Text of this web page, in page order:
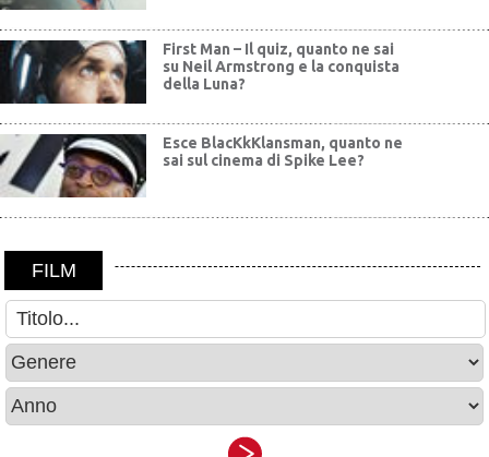
First Man – Il quiz, quanto ne sai
su Neil Armstrong e la conquista
della Luna?
Esce BlacKkKlansman, quanto ne
sai sul cinema di Spike Lee?